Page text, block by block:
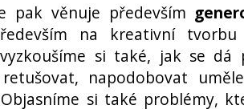
pak věnuje především
na kreativní
si také, jak se dá
napodobovat
si také problémy,